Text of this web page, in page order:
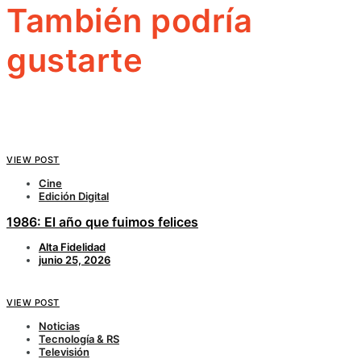
También podría
gustarte
VIEW POST
Cine
Edición Digital
1986: El año que fuimos felices
Alta Fidelidad
junio 25, 2026
VIEW POST
Noticias
Tecnología & RS
Televisión